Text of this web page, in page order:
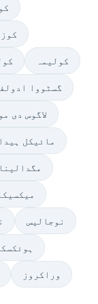
کولیمہ
گسٹووا
لاگوس دی
مائیکل
نوجالیس
وراکروز